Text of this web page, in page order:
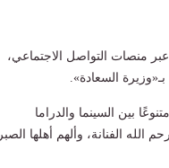
منصات التواصل الاجتماعي،
السعادة».
بين السينما والدراما
الفنانة، وألهم أهلها الصبر